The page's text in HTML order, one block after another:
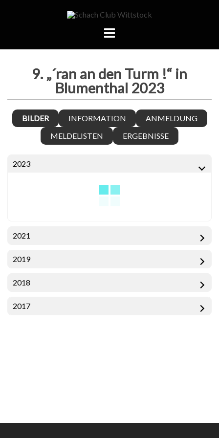
Menü
umschalten
9. „´ran an den Turm !“ in
Blumenthal 2023
BILDER INFORMATION
ANMELDUNG
MELDELISTEN
ERGEBNISSE
2023
2021
2019
2018
2017